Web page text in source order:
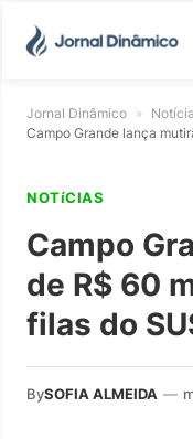
Jornal Dinâmico »
Campo Grande lança
NOTíCIAS
Campo
de R$ 60
filas do
BySOFIA ALMEIDA —